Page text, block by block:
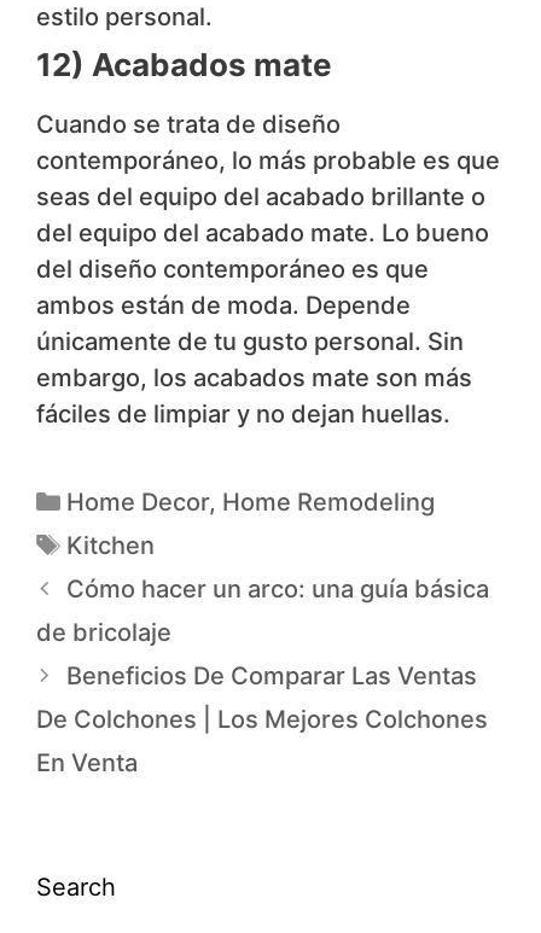
estilo personal.
12) Acabados mate
Cuando se trata de diseño
contemporáneo, lo más probable es que
seas del equipo del acabado brillante o
del equipo del acabado mate. Lo bueno
del diseño contemporáneo es que
ambos están de moda. Depende
únicamente de tu gusto personal. Sin
embargo, los acabados mate son más
fáciles de limpiar y no dejan huellas.
Home Decor, Home Remodeling
Kitchen
Cómo hacer un arco: una guía básica
de bricolaje
Beneficios De Comparar Las Ventas
De Colchones | Los Mejores Colchones
En Venta
Search